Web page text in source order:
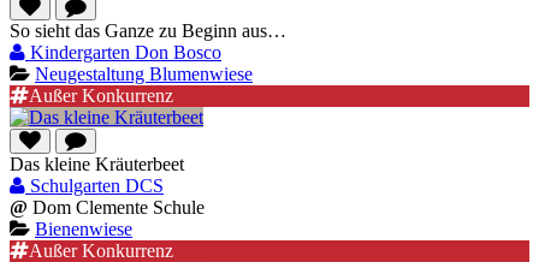
So sieht das Ganze zu Beginn aus…
Kindergarten Don Bosco
Neugestaltung Blumenwiese
Außer Konkurrenz
Das kleine Kräuterbeet
Schulgarten DCS
@ Dom Clemente Schule
Bienenwiese
Außer Konkurrenz